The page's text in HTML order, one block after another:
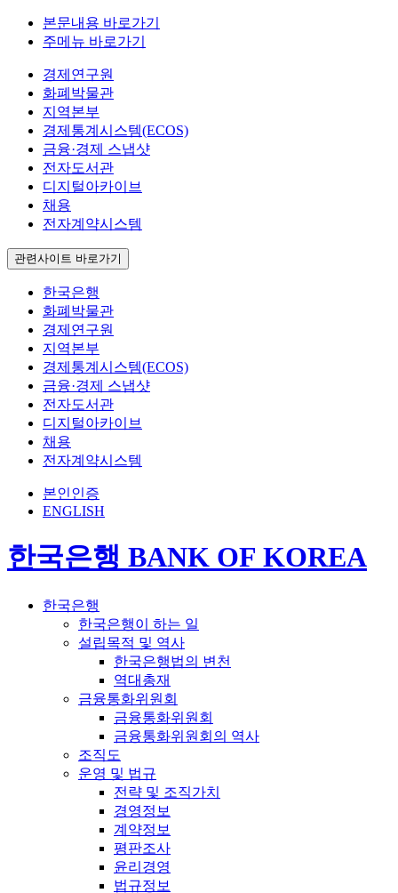
본문내용 바로가기
주메뉴 바로가기
경제연구원
화폐박물관
지역본부
경제통계시스템(ECOS)
금융·경제 스냅샷
전자도서관
디지털아카이브
채용
전자계약시스템
관련사이트 바로가기
한국은행
화폐박물관
경제연구원
지역본부
경제통계시스템(ECOS)
금융·경제 스냅샷
전자도서관
디지털아카이브
채용
전자계약시스템
본인인증
ENGLISH
한국은행 BANK OF KOREA
한국은행
한국은행이 하는 일
설립목적 및 역사
한국은행법의 변천
역대총재
금융통화위원회
금융통화위원회
금융통화위원회의 역사
조직도
운영 및 법규
전략 및 조직가치
경영정보
계약정보
평판조사
윤리경영
법규정보